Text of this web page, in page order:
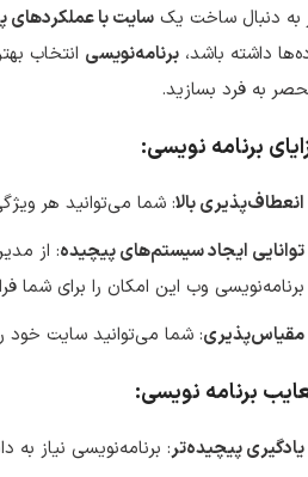
به دنبال ساخت یک سایت با عملکردهای
داشته باشد، برنامه‌نویسی انتخاب
به فرد بسازید.
برنامه نویسی:
انعطاف‌پذیری بالا: شما می‌توانید هر
توانایی ایجاد سیستم‌های پیچیده: از
برنامه‌نویسی وب این امکان را برای شما
مقیاس‌پذیری: شما می‌توانید سایت خود
برنامه نویسی:
یادگیری پیچیده‌تر: برنامه‌نویسی نیاز